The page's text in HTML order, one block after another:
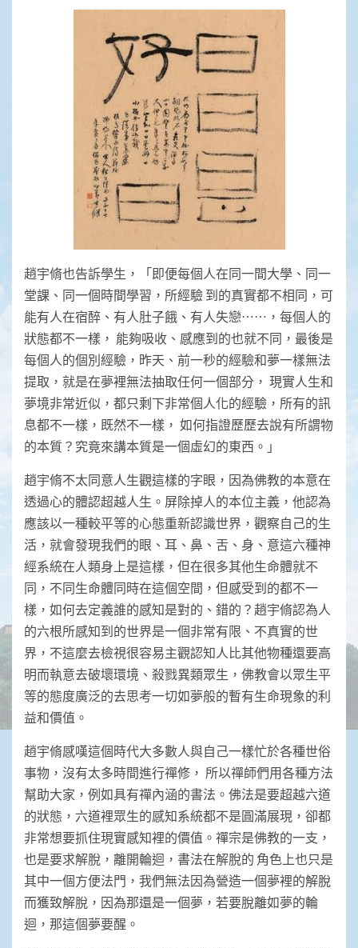
趙宇脩也告訴學生，「即便每個人在同一間大學、同一
堂課、同一個時間學習，所經驗 到的真實都不相同，可
能有人在宿醉、有人肚子餓、有人失戀⋯⋯，每個人的
狀態都不一樣， 能夠吸收、感應到的也就不同，最後是
每個人的個別經驗，昨天、前一秒的經驗和夢一樣無法
提取，就是在夢裡無法抽取任何一個部分， 現實人生和
夢境非常近似，都只剩下非常個人化的經驗，所有的訊
息都不一樣，既然不一樣， 如何指證歷歷去說有所謂物
的本質？究竟來講本質是一個虛幻的東西。」
趙宇脩不太同意人生觀這樣的字眼，因為佛教的本意在
透過心的體認超越人生。屏除掉人的本位主義，他認為
應該以一種較平等的心態重新認識世界，觀察自己的生
活，就會發現我們的眼、耳、鼻、舌、身、意這六種神
經系統在人類身上是這樣，但在很多其他生命體就不
同，不同生命體同時在這個空間，但感受到的都不一
樣，如何去定義誰的感知是對的、錯的？趙宇脩認為人
的六根所感知到的世界是一個非常有限、不真實的世
界，不這麼去檢視很容易主觀認知人比其他物種還要高
明而執意去破壞環境、殺戮異類眾生，佛教會以眾生平
等的態度廣泛的去思考一切如夢般的暫有生命現象的利
益和價值。
趙宇脩感嘆這個時代大多數人與自己一樣忙於各種世俗
事物，沒有太多時間進行禪修， 所以禪師們用各種方法
幫助大家，例如具有禪內涵的書法。佛法是要超越六道
的狀態，六道裡眾生的感知系統都不是圓滿展現，卻都
非常想要抓住現實感知裡的價值。禪宗是佛教的一支，
也是要求解脫，離開輪迴，書法在解脫的 角色上也只是
其中一個方便法門，我們無法因為營造一個夢裡的解脫
而獲致解脫，因為那還是一個夢，若要脫離如夢的輪
迴，那這個夢要醒。